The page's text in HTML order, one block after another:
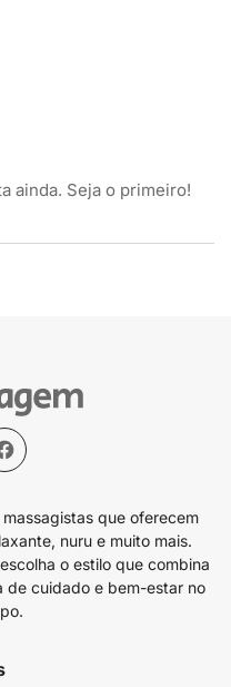
ainda. Seja o primeiro!
que oferecem
nuru e muito mais.
o estilo que combina
de cuidado e bem-estar no